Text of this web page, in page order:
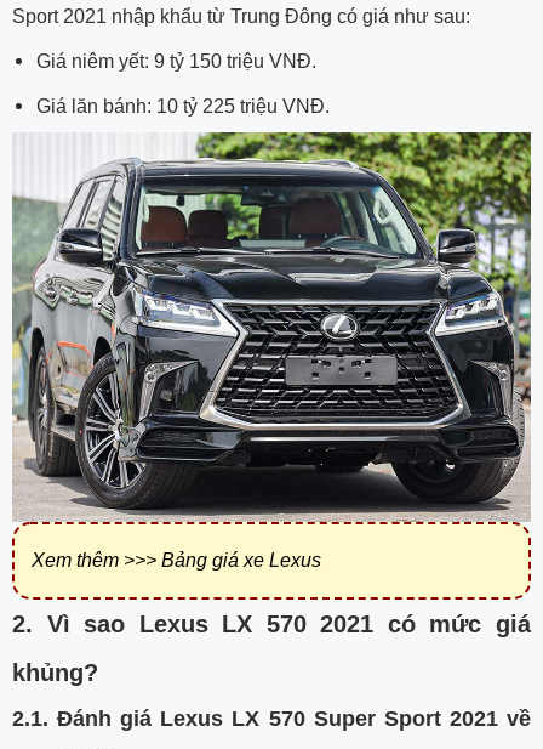
Sport 2021 nhập khẩu từ Trung Đông có giá như sau:
Giá niêm yết: 9 tỷ 150 triệu VNĐ.
Giá lăn bánh: 10 tỷ 225 triệu VNĐ.
Xem thêm >>> Bảng giá xe Lexus
2. Vì sao Lexus LX 570 2021 có mức giá
khủng?
2.1. Đánh giá Lexus LX 570 Super Sport 2021 về